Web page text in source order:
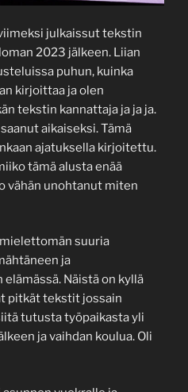
julkaissut tekstin
2023 jälkeen. Liian
puhun, kuinka
kirjoittaa ja olen
tekstin kannattaja ja ja ja.
aikaiseksi. Tämä
ajatuksella kirjoitettu.
tämä alusta enää
vähän unohtanut miten
suuria
ja
Näistä on kyllä
pitkät tekstit jossain
tutusta työpaikasta yli
ja vaihdan koulua. Oli